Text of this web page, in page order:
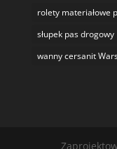
rolety materiałowe
słupek pas drogowy
wanny cersanit